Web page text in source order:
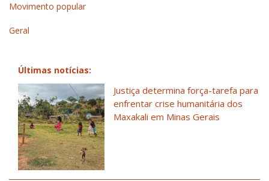
Movimento popular
Geral
Últimas notícias:
Justiça determina força-tarefa para
enfrentar crise humanitária dos
Maxakali em Minas Gerais